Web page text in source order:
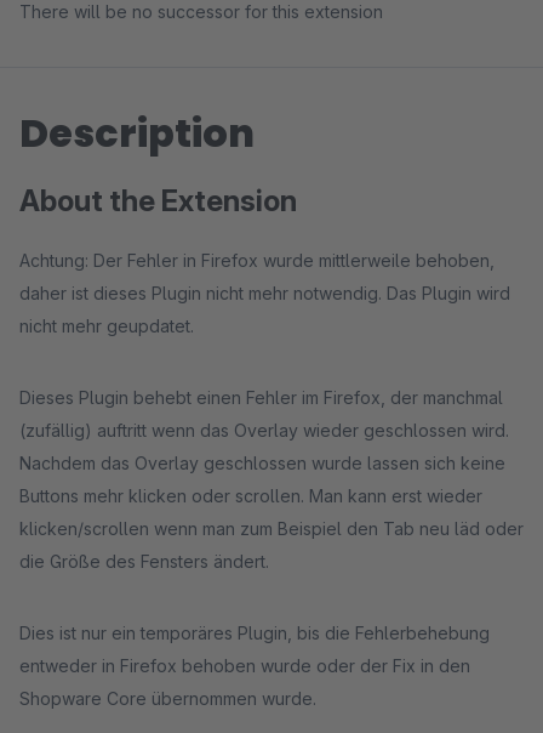
There will be no successor for this extension
Description
About the Extension
Achtung: Der Fehler in Firefox wurde mittlerweile behoben,
daher ist dieses Plugin nicht mehr notwendig. Das Plugin wird
nicht mehr geupdatet.
Dieses Plugin behebt einen Fehler im Firefox, der manchmal
(zufällig) auftritt wenn das Overlay wieder geschlossen wird.
Nachdem das Overlay geschlossen wurde lassen sich keine
Buttons mehr klicken oder scrollen. Man kann erst wieder
klicken/scrollen wenn man zum Beispiel den Tab neu läd oder
die Größe des Fensters ändert.
Dies ist nur ein temporäres Plugin, bis die Fehlerbehebung
entweder in Firefox behoben wurde oder der Fix in den
Shopware Core übernommen wurde.